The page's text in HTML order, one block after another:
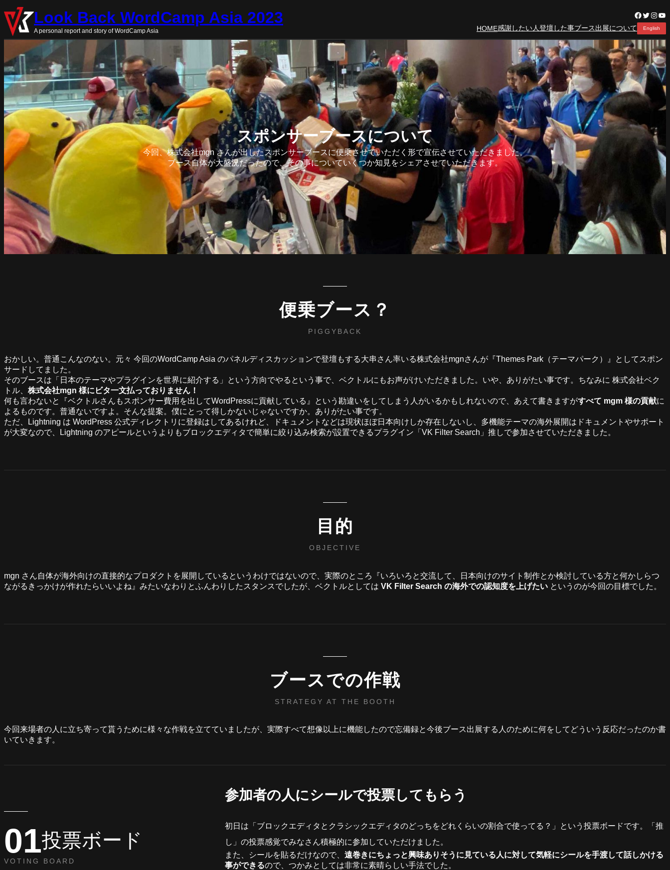
容
を
ス
ッ
プ
Look Back WordCamp Asia 2023
A personal report and story of WordCamp Asia
Facebook
Twitter
HOME感謝したい人登壇した事ブース出展について English
スポンサーブースについて
今回、株式会社mgn さんが出したスポンサーブースに便乗させていただく形で宣伝させていただきました。
ブース自体が大盛況だったので、その事についていくつか知見をシェアさせていただきます。
便乗ブース？
PIGGYBACK
おかしい。普通こんなのない。元々 今回のWordCamp Asia のパネルディスカッションで登壇もする大串さん率いる株式会社mgnさんが『Themes Park（テーマパーク）』としてスポン
サードしてました。
そのブースは「日本のテーマやプラグインを世界に紹介する」という方向でやるという事で、ベクトルにもお声がけいただきました。いや、ありがたい事です。ちなみに 株式会社ベク
トル、 株式会社mgn 様にビタ一文払っておりません！
何も言わないと『ベクトルさんもスポンサー費用を出してWordPressに貢献している』という勘違いをしてしまう人がいるかもしれないので、あえて書きますがすべて mgm 様の貢献に
よるものです。普通ないですよ。そんな提案。僕にとって得しかないじゃないですか。ありがたい事です。
ただ、Lightning は WordPress 公式ディレクトリに登録はしてあるけれど、ドキュメントなどは現状ほぼ日本向けしか存在しないし、多機能テーマの海外展開はドキュメントやサポート
が大変なので、Lightning のアピールというよりもブロックエディタで簡単に絞り込み検索が設置できるプラグイン「VK Filter Search」推しで参加させていただきました。
目的
OBJECTIVE
mgn さん自体が海外向けの直接的なプロダクトを展開しているというわけではないので、実際のところ『いろいろと交流して、日本向けのサイト制作とか検討している方と何かしらつ
ながるきっかけが作れたらいいよね』みたいなわりとふんわりしたスタンスでしたが、ベクトルとしては VK Filter Search の海外での認知度を上げたい というのが今回の目標でした。
ブースでの作戦
STRATEGY AT THE BOOTH
今回来場者の人に立ち寄って貰うために様々な作戦を立てていましたが、実際すべて想像以上に機能したので忘備録と今後ブース出展する人のために何をしてどういう反応だったのか書
いていきます。
01投票ボード
VOTING BOARD
参加者の人にシールで投票してもらう
初日は「ブロックエディタとクラシックエディタのどっちをどれくらいの割合で使ってる？」という投票ボードです。「推
し」の投票感覚でみなさん積極的に参加していただけました。
また、シールを貼るだけなので、 遠巻きにちょっと興味ありそうに見ている人に対して気軽にシールを手渡して話しかける
事ができるので、つかみとしては非常に素晴らしい手法でした。